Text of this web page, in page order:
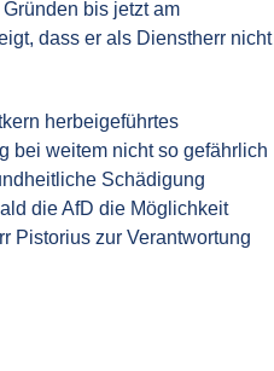
bis jetzt am
dass er als Dienstherr nicht
herbeigeführtes
bei weitem nicht so gefährlich
Schädigung
die AfD die Möglichkeit
Pistorius zur Verantwortung